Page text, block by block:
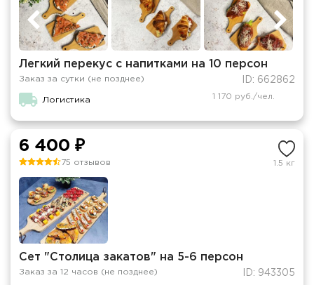
Легкий перекус с напитками на 10 персон
Заказ за сутки (не позднее) ID: 662862
Логистика 1 170 руб./чел.
6 400 ₽
75 отзывов 1.5 кг
Сет "Столица закатов" на 5-6 персон
Заказ за 12 часов (не позднее) ID: 943305